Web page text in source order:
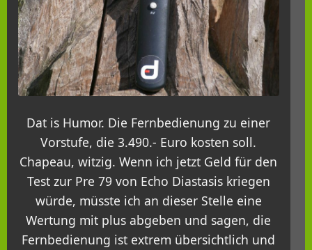
Dat is Humor. Die Fernbedienung zu einer
Vorstufe, die 3.490.- Euro kosten soll.
Chapeau, witzig. Wenn ich jetzt Geld für den
Test zur Pre 79 von Echo Diastasis kriegen
würde, müsste ich an dieser Stelle eine
Wertung mit plus abgeben und sagen, die
Fernbedienung ist extrem übersichtlich und